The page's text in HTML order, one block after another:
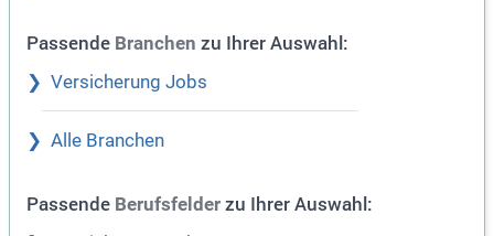
Passende Branchen zu Ihrer Auswahl:
Versicherung Jobs
Alle Branchen
Passende Berufsfelder zu Ihrer Auswahl: